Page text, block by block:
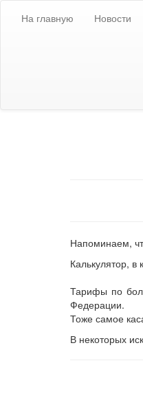
На главную Новости
Напоминаем,
Калькулятор,
Тарифы по
Федерации.
Тоже самое
В некоторых